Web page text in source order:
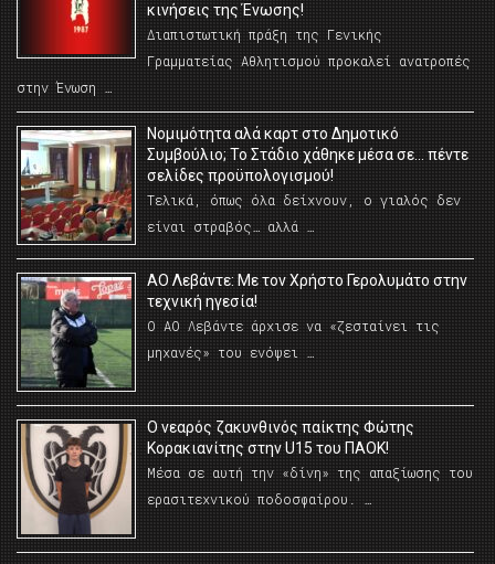
κινήσεις της Ένωσης!
Διαπιστωτική πράξη της Γενικής
Γραμματείας Αθλητισμού προκαλεί ανατροπές
στην Ένωση …
Νομιμότητα αλά καρτ στο Δημοτικό
Συμβούλιο; Το Στάδιο χάθηκε μέσα σε… πέντε
σελίδες προϋπολογισμού!
Τελικά, όπως όλα δείχνουν, ο γιαλός δεν
είναι στραβός… αλλά …
ΑΟ Λεβάντε: Με τον Χρήστο Γερολυμάτο στην
τεχνική ηγεσία!
Ο ΑΟ Λεβάντε άρχισε να «ζεσταίνει τις
μηχανές» του ενόψει …
O νεαρός ζακυνθινός παίκτης Φώτης
Κορακιανίτης στην U15 του ΠΑΟΚ!
Μέσα σε αυτή την «δίνη» της απαξίωσης του
ερασιτεχνικού ποδοσφαίρου. …